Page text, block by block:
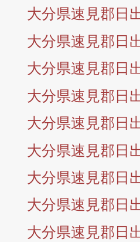
大分県速見郡日
大分県速見郡日
大分県速見郡日
大分県速見郡日
大分県速見郡日
大分県速見郡日
大分県速見郡日
大分県速見郡日
大分県速見郡日